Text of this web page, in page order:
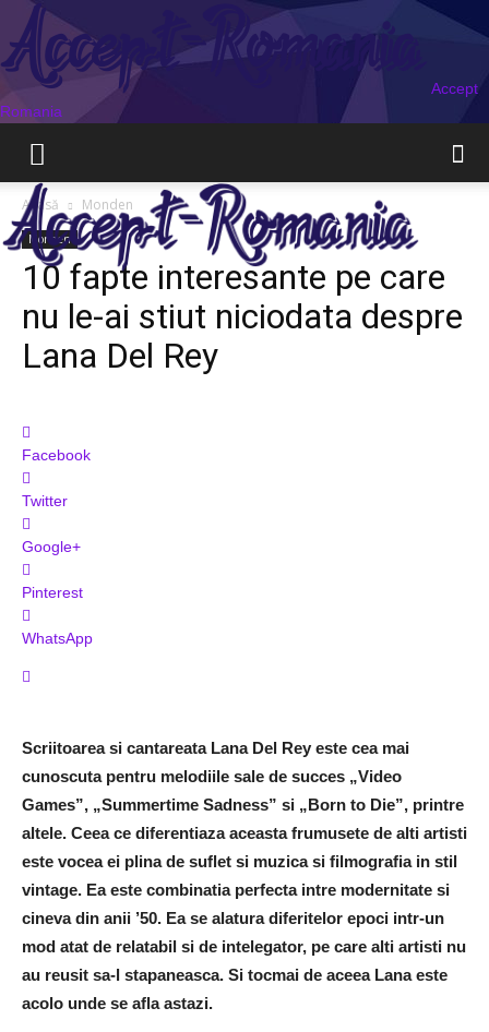
Accept
Romania
Acasă Monden
Monden
10 fapte interesante pe care
nu le-ai stiut niciodata despre
Lana Del Rey
Facebook
Twitter
Google+
Pinterest
WhatsApp
Scriitoarea si cantareata Lana Del Rey este cea mai
cunoscuta pentru melodiile sale de succes „Video
Games”, „Summertime Sadness” si „Born to Die”, printre
altele. Ceea ce diferentiaza aceasta frumusete de alti artisti
este vocea ei plina de suflet si muzica si filmografia in stil
vintage. Ea este combinatia perfecta intre modernitate si
cineva din anii ’50. Ea se alatura diferitelor epoci intr-un
mod atat de relatabil si de intelegator, pe care alti artisti nu
au reusit sa-l stapaneasca. Si tocmai de aceea Lana este
acolo unde se afla astazi.